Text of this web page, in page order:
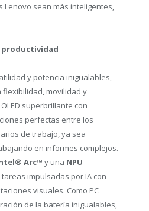
Lenovo sean más inteligentes,
productividad
y potencia inigualables,
movilidad y
superbrillante con
perfectas entre los
de trabajo, ya sea
en informes complejos.
Arc™ y una NPU
impulsadas por IA con
visuales. Como PC
de la batería inigualables,